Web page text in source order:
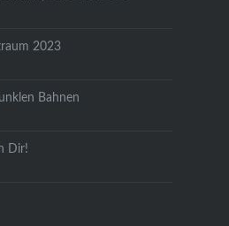
2023
Bahnen
Dir!